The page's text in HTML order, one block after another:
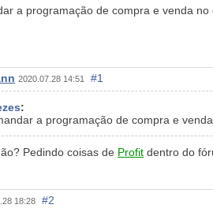
a programação de compra e venda
2020.07.28 14:51 #1
:
a programação de compra e
Pedindo coisas de Profit dentro do
18:28
#2